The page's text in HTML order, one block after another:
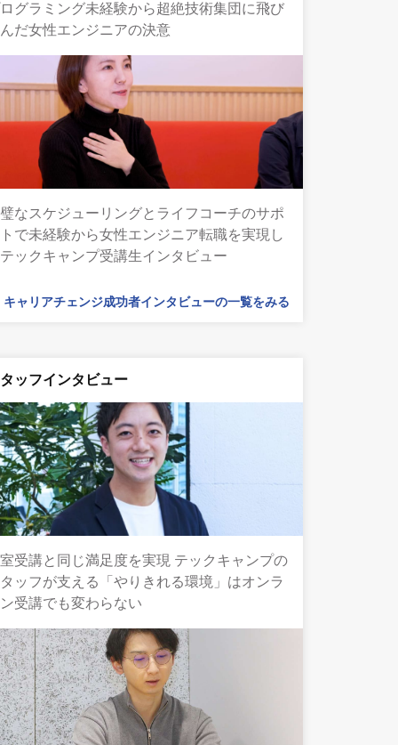
グラミング未経験から超絶技術集団に飛び
だ女性エンジニアの決意
なスケジューリングとライフコーチのサポ
で未経験から女性エンジニア転職を実現し
ックキャンプ受講生インタビュー
キャリアチェンジ成功者インタビューの一覧をみる
ッフインタビュー
受講と同じ満足度を実現 テックキャンプの
ッフが支える「やりきれる環境」はオンラ
受講でも変わらない